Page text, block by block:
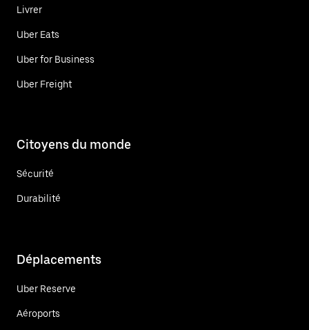
Livrer
Uber Eats
Uber for Business
Uber Freight
Citoyens du monde
Sécurité
Durabilité
Déplacements
Uber Reserve
Aéroports